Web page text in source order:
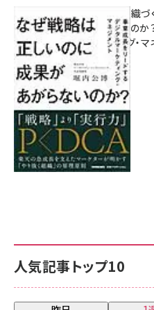
人気記事トップ10
成果を生む組織
があがらないのか
マーケティング・
8月7日 10:00